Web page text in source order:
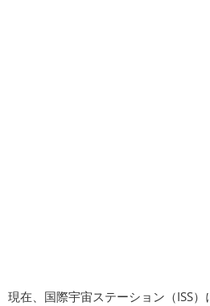
現在、国際宇宙ステーション（ISS